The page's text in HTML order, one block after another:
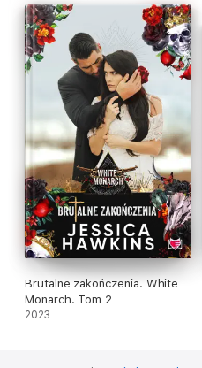
Brutalne zakończenia. White
Monarch. Tom 2
2023